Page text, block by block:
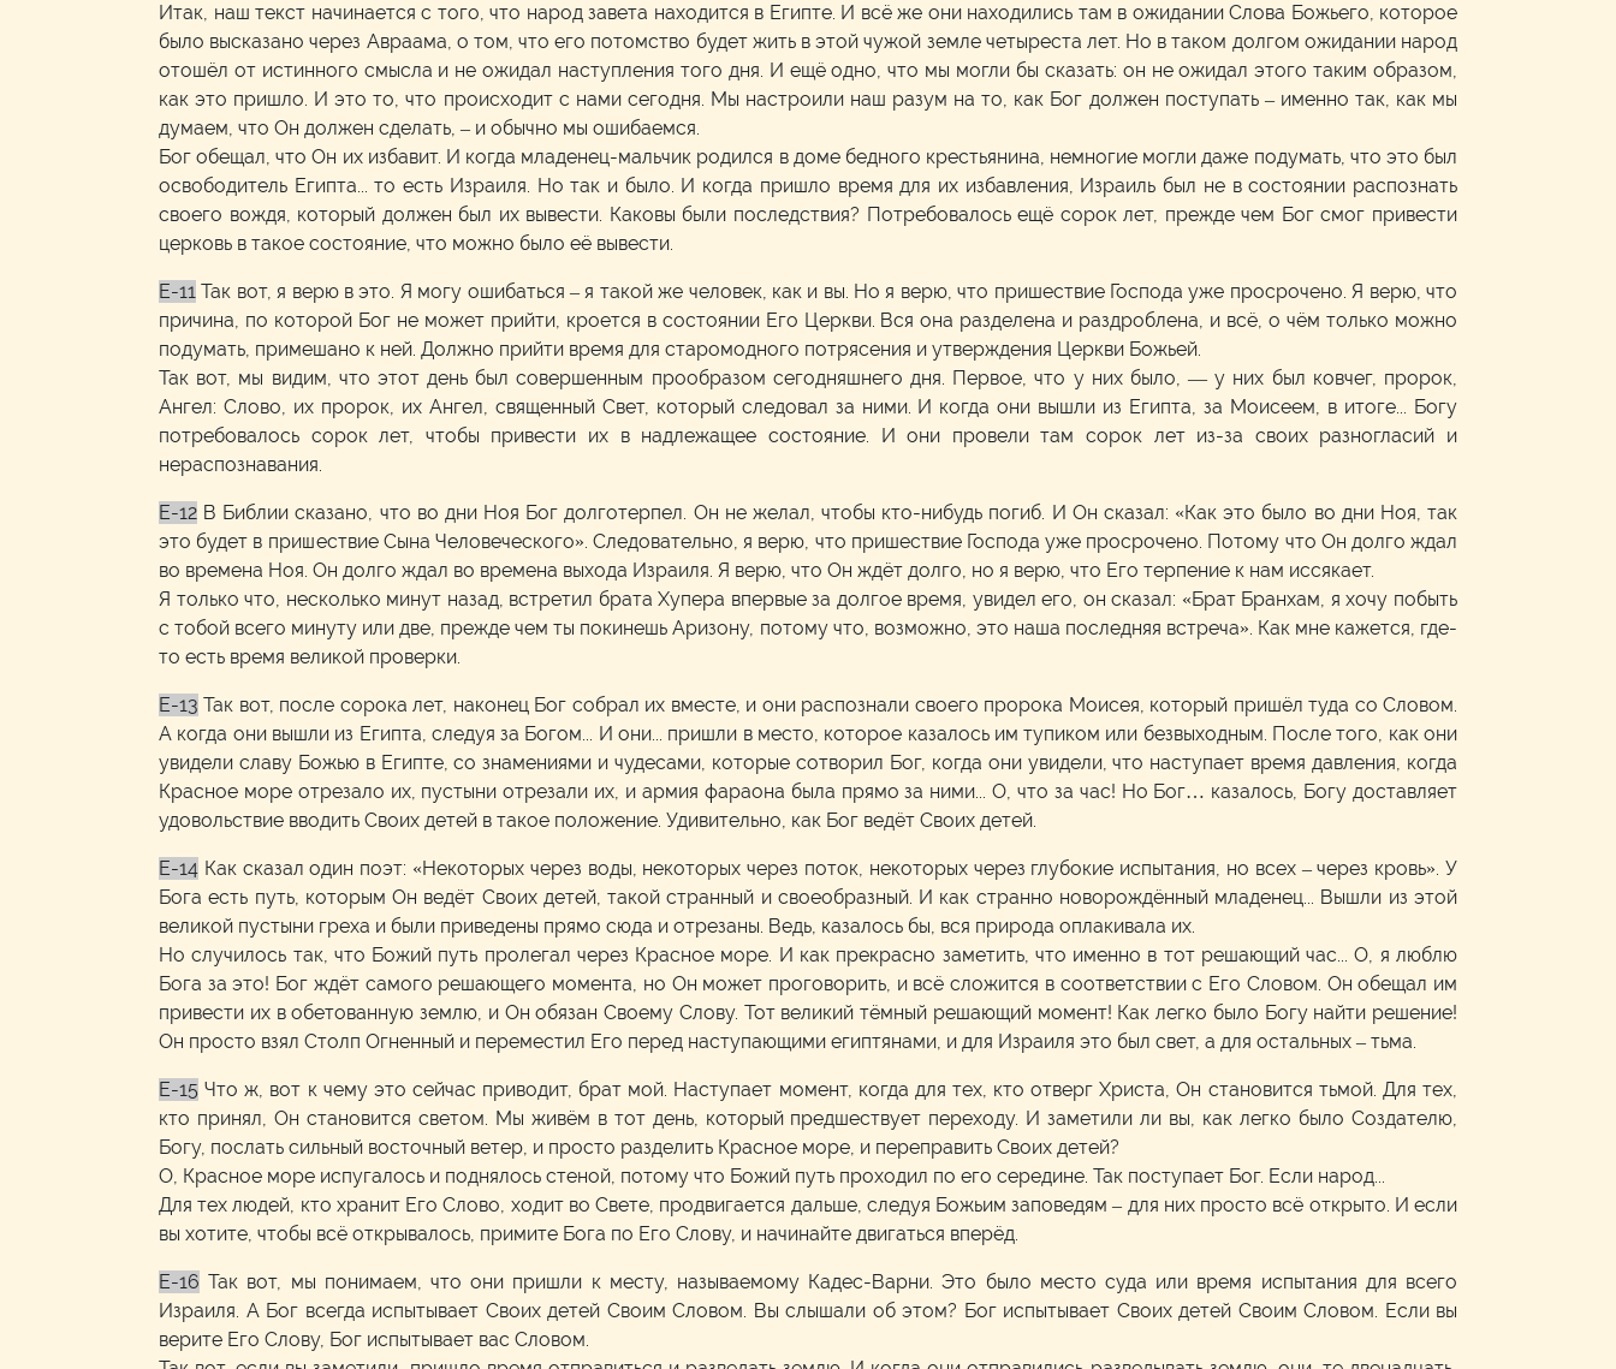
Итак, наш текст начинается с того, что народ завета находится в Египте. И всё же они находились там в ожидании Слова Божьего, которое
было высказано через Авраама, о том, что его потомство будет жить в этой чужой земле четыреста лет. Но в таком долгом ожидании народ
отошёл от истинного смысла и не ожидал наступления того дня. И ещё одно, что мы могли бы сказать: он не ожидал этого таким образом,
как это пришло. И это то, что происходит с нами сегодня. Мы настроили наш разум на то, как Бог должен поступать – именно так, как мы
думаем, что Он должен сделать, – и обычно мы ошибаемся.
Бог обещал, что Он их избавит. И когда младенец-мальчик родился в доме бедного крестьянина, немногие могли даже подумать, что это был
освободитель Египта... то есть Израиля. Но так и было. И когда пришло время для их избавления, Израиль был не в состоянии распознать
своего вождя, который должен был их вывести. Каковы были последствия? Потребовалось ещё сорок лет, прежде чем Бог смог привести
церковь в такое состояние, что можно было её вывести.
E-11 Так вот, я верю в это. Я могу ошибаться – я такой же человек, как и вы. Но я верю, что пришествие Господа уже просрочено. Я верю, что
причина, по которой Бог не может прийти, кроется в состоянии Его Церкви. Вся она разделена и раздроблена, и всё, о чём только можно
подумать, примешано к ней. Должно прийти время для старомодного потрясения и утверждения Церкви Божьей.
Так вот, мы видим, что этот день был совершенным прообразом сегодняшнего дня. Первое, что у них было, — у них был ковчег, пророк,
Ангел: Слово, их пророк, их Ангел, священный Свет, который следовал за ними. И когда они вышли из Египта, за Моисеем, в итоге... Богу
потребовалось сорок лет, чтобы привести их в надлежащее состояние. И они провели там сорок лет из-за своих разногласий и
нераспознавания.
E-12 В Библии сказано, что во дни Ноя Бог долготерпел. Он не желал, чтобы кто-нибудь погиб. И Он сказал: «Как это было во дни Ноя, так
это будет в пришествие Сына Человеческого». Следовательно, я верю, что пришествие Господа уже просрочено. Потому что Он долго ждал
во времена Ноя. Он долго ждал во времена выхода Израиля. Я верю, что Он ждёт долго, но я верю, что Его терпение к нам иссякает.
Я только что, несколько минут назад, встретил брата Хупера впервые за долгое время, увидел его, он сказал: «Брат Бранхам, я хочу побыть
с тобой всего минуту или две, прежде чем ты покинешь Аризону, потому что, возможно, это наша последняя встреча». Как мне кажется, где-
то есть время великой проверки.
E-13 Так вот, после сорока лет, наконец Бог собрал их вместе, и они распознали своего пророка Моисея, который пришёл туда со Словом.
А когда они вышли из Египта, следуя за Богом... И они... пришли в место, которое казалось им тупиком или безвыходным. После того, как они
увидели славу Божью в Египте, со знамениями и чудесами, которые сотворил Бог, когда они увидели, что наступает время давления, когда
Красное море отрезало их, пустыни отрезали их, и армия фараона была прямо за ними... О, что за час! Но Бог… казалось, Богу доставляет
удовольствие вводить Своих детей в такое положение. Удивительно, как Бог ведёт Своих детей.
E-14 Как сказал один поэт: «Некоторых через воды, некоторых через поток, некоторых через глубокие испытания, но всех – через кровь». У
Бога есть путь, которым Он ведёт Своих детей, такой странный и своеобразный. И как странно новорождённый младенец... Вышли из этой
великой пустыни греха и были приведены прямо сюда и отрезаны. Ведь, казалось бы, вся природа оплакивала их.
Но случилось так, что Божий путь пролегал через Красное море. И как прекрасно заметить, что именно в тот решающий час... О, я люблю
Бога за это! Бог ждёт самого решающего момента, но Он может проговорить, и всё сложится в соответствии с Его Словом. Он обещал им
привести их в обетованную землю, и Он обязан Своему Слову. Тот великий тёмный решающий момент! Как легко было Богу найти решение!
Он просто взял Столп Огненный и переместил Его перед наступающими египтянами, и для Израиля это был свет, а для остальных – тьма.
E-15 Что ж, вот к чему это сейчас приводит, брат мой. Наступает момент, когда для тех, кто отверг Христа, Он становится тьмой. Для тех,
кто принял, Он становится светом. Мы живём в тот день, который предшествует переходу. И заметили ли вы, как легко было Создателю,
Богу, послать сильный восточный ветер, и просто разделить Красное море, и переправить Своих детей?
О, Красное море испугалось и поднялось стеной, потому что Божий путь проходил по его середине. Так поступает Бог. Если народ...
Для тех людей, кто хранит Его Слово, ходит во Свете, продвигается дальше, следуя Божьим заповедям – для них просто всё открыто. И если
вы хотите, чтобы всё открывалось, примите Бога по Его Слову, и начинайте двигаться вперёд.
E-16 Так вот, мы понимаем, что они пришли к месту, называемому Кадес-Варни. Это было место суда или время испытания для всего
Израиля. А Бог всегда испытывает Своих детей Своим Словом. Вы слышали об этом? Бог испытывает Своих детей Своим Словом. Если вы
верите Его Слову, Бог испытывает вас Словом.